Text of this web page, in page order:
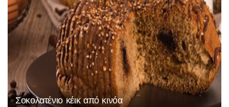
Σοκολατένιο κέικ από κινόα